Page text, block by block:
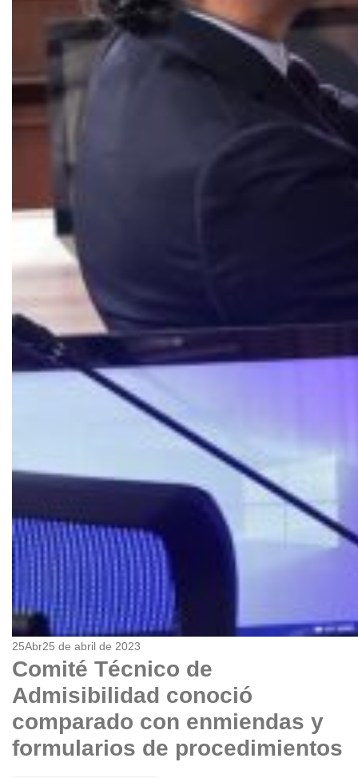
25Abr25 de abril de 2023
Comité Técnico de
Admisibilidad conoció
comparado con enmiendas y
formularios de procedimientos